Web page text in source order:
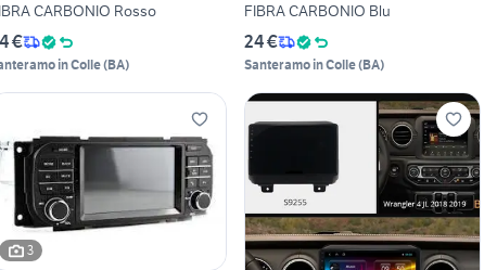
CARBONIO Rosso
€
in Colle(BA)
FIBRA CARBONIO Blu
24 €
Santeramo in Colle(BA)
3